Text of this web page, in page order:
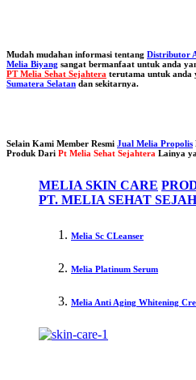
Mudah mudahan informasi tentang Distributor
Melia Biyang sangat bermanfaat untuk anda
PT Melia Sehat Sejahtera terutama untuk anda
Sumatera Selatan dan sekitarnya.
Selain Kami Member Resmi Jual Melia Propolis
Produk Dari Pt Melia Sehat Sejahtera Lainya
MELIA SKIN CARE
PT. MELIA SEHAT
Melia Sc CLeanser
Melia Platinum Serum
Melia Anti Aging Whitening